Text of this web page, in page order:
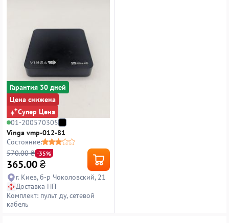
Гарантия 30 дней
Цена снижена
Супер Цена
01-200570305
Vinga vmp-012-81
Состояние:
570.00 ₴ -35%
365.00₴
г. Киев, б-р Чоколовский, 21
Доставка НП
Комплект: пульт ду, сетевой
кабель